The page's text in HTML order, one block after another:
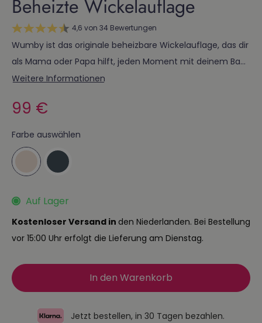
Beheizte Wickelauflage
4,6 von 34 Bewertungen
Wumby ist das originale beheizbare Wickelauflage, das dir
als Mama oder Papa hilft, jeden Moment mit deinem Baby
zu etwas Besonderem zu machen. Nach dem Bad oder
das es mit Wärme und Geborgenheit umhüllt.
Weitere Informationen
Normalpreis
99 €
Farbe auswählen
Auf Lager
Kostenloser Versand in den Niederlanden. Bei Bestellung
vor 15:00 Uhr erfolgt die Lieferung am Dienstag.
In den Warenkorb
Jetzt bestellen, in 30 Tagen bezahlen.